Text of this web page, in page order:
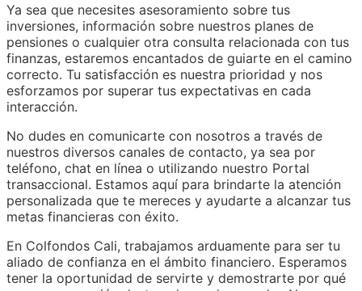
Ya sea que necesites asesoramiento sobre tus
inversiones, información sobre nuestros planes de
pensiones o cualquier otra consulta relacionada con tus
finanzas, estaremos encantados de guiarte en el camino
correcto. Tu satisfacción es nuestra prioridad y nos
esforzamos por superar tus expectativas en cada
interacción.
No dudes en comunicarte con nosotros a través de
nuestros diversos canales de contacto, ya sea por
teléfono, chat en línea o utilizando nuestro Portal
transaccional. Estamos aquí para brindarte la atención
personalizada que te mereces y ayudarte a alcanzar tus
metas financieras con éxito.
En Colfondos Cali, trabajamos arduamente para ser tu
aliado de confianza en el ámbito financiero. Esperamos
tener la oportunidad de servirte y demostrarte por qué